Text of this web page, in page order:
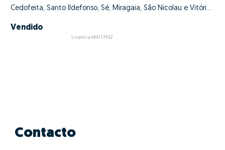
Cedofeita, Santo Ildefonso, Sé, Miragaia, São Nicolau e Vitória, Porto, Porto
Vendido
Licencia AMI 17432
Contacto